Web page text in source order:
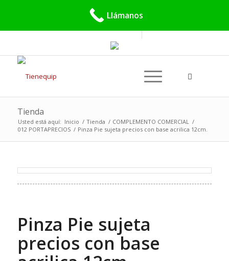
Tienda
Usted está aquí: Inicio / Tienda / COMPLEMENTO COMERCIAL /
012 PORTAPRECIOS / Pinza Pie sujeta precios con base acrilica 12cm.
Pinza Pie sujeta
precios con base
Llámanos